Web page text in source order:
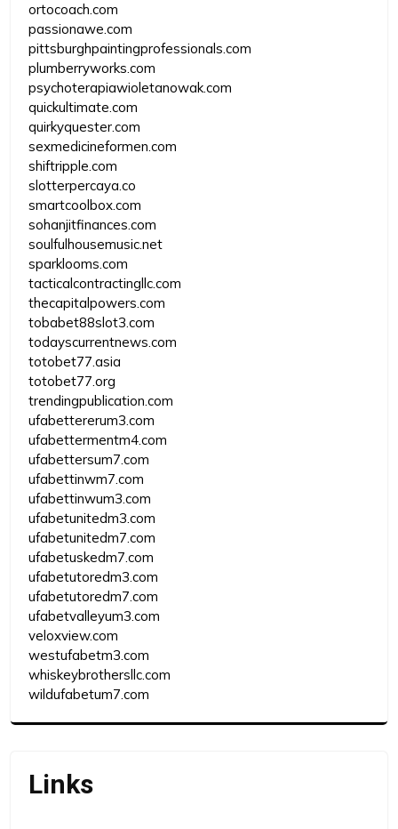
ortocoach.com
passionawe.com
pittsburghpaintingprofessionals.com
plumberryworks.com
psychoterapiawioletanowak.com
quickultimate.com
quirkyquester.com
sexmedicineformen.com
shiftripple.com
slotterpercaya.co
smartcoolbox.com
sohanjitfinances.com
soulfulhousemusic.net
sparklooms.com
tacticalcontractingllc.com
thecapitalpowers.com
tobabet88slot3.com
todayscurrentnews.com
totobet77.asia
totobet77.org
trendingpublication.com
ufabettererum3.com
ufabettermentm4.com
ufabettersum7.com
ufabettinwm7.com
ufabettinwum3.com
ufabetunitedm3.com
ufabetunitedm7.com
ufabetuskedm7.com
ufabetutoredm3.com
ufabetutoredm7.com
ufabetvalleyum3.com
veloxview.com
westufabetm3.com
whiskeybrothersllc.com
wildufabetum7.com
Links